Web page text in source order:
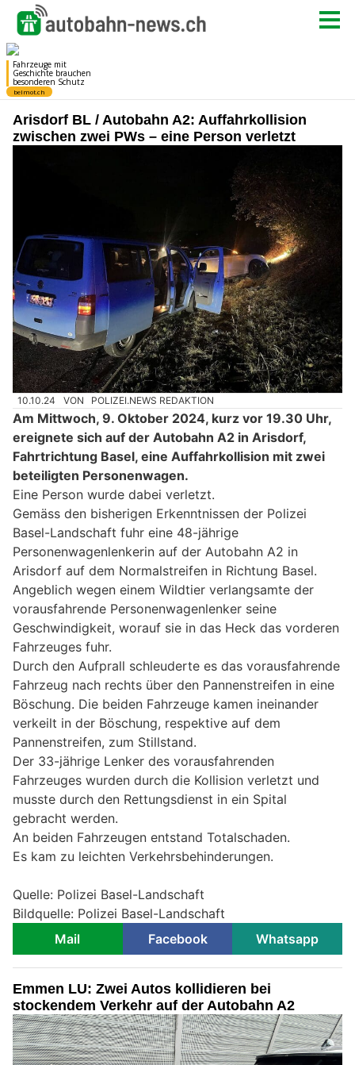
Arisdorf BL / Autobahn A2: Auffahrkollision
zwischen zwei PWs – eine Person verletzt
10.10.24 VON POLIZEI.NEWS REDAKTION
Am Mittwoch, 9. Oktober 2024, kurz vor 19.30 Uhr,
ereignete sich auf der Autobahn A2 in Arisdorf,
Fahrtrichtung Basel, eine Auffahrkollision mit zwei
beteiligten Personenwagen.
Eine Person wurde dabei verletzt.
Gemäss den bisherigen Erkenntnissen der Polizei
Basel-Landschaft fuhr eine 48-jährige
Personenwagenlenkerin auf der Autobahn A2 in
Arisdorf auf dem Normalstreifen in Richtung Basel.
Angeblich wegen einem Wildtier verlangsamte der
vorausfahrende Personenwagenlenker seine
Geschwindigkeit, worauf sie in das Heck das vorderen
Fahrzeuges fuhr.
Durch den Aufprall schleuderte es das vorausfahrende
Fahrzeug nach rechts über den Pannenstreifen in eine
Böschung. Die beiden Fahrzeuge kamen ineinander
verkeilt in der Böschung, respektive auf dem
Pannenstreifen, zum Stillstand.
Der 33-jährige Lenker des vorausfahrenden
Fahrzeuges wurden durch die Kollision verletzt und
musste durch den Rettungsdienst in ein Spital
gebracht werden.
An beiden Fahrzeugen entstand Totalschaden.
Es kam zu leichten Verkehrsbehinderungen.
Quelle: Polizei Basel-Landschaft
Bildquelle: Polizei Basel-Landschaft
Mail
Facebook Whatsapp
Emmen LU: Zwei Autos kollidieren bei
stockendem Verkehr auf der Autobahn A2